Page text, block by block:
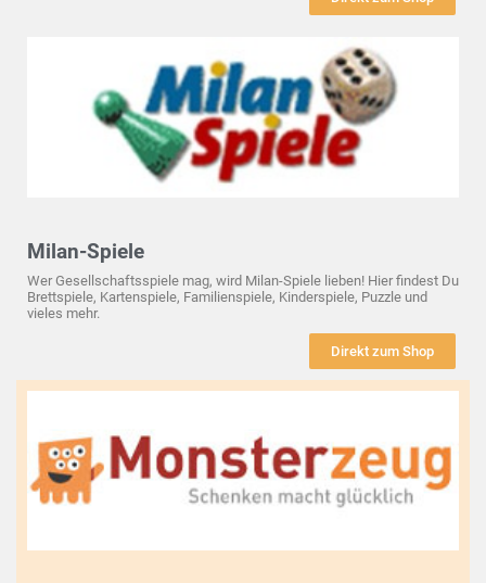
Milan-Spiele
Wer Gesellschaftsspiele mag, wird Milan-Spiele lieben! Hier findest Du
Brettspiele, Kartenspiele, Familienspiele, Kinderspiele, Puzzle und
vieles mehr.
Direkt zum Shop